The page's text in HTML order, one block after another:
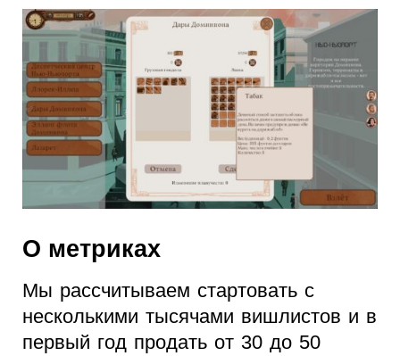
О метриках
Мы рассчитываем стартовать с
несколькими тысячами вишлистов и в
первый год продать от 30 до 50